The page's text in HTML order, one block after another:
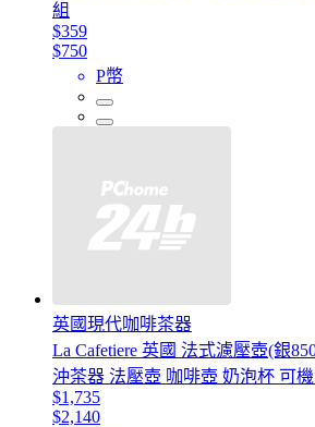
組
$359
$750
P幣
英國現代咖啡茶器
La Cafetiere 英國 法式濾壓壺(銀
沖茶器 法壓壺 咖啡壺 奶泡杯 可
$1,735
$2,140